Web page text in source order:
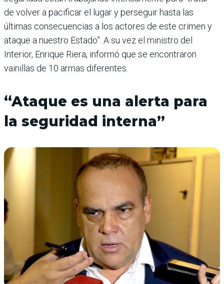
de volver a pacificar el lugar y perseguir hasta las
últimas consecuencias a los actores de este crimen y
ataque a nuestro Estado”. A su vez el ministro del
Interior, Enrique Riera, informó que se encontra­ron
vainillas de 10 armas diferentes.
“Ataque es una alerta para
la seguridad interna”